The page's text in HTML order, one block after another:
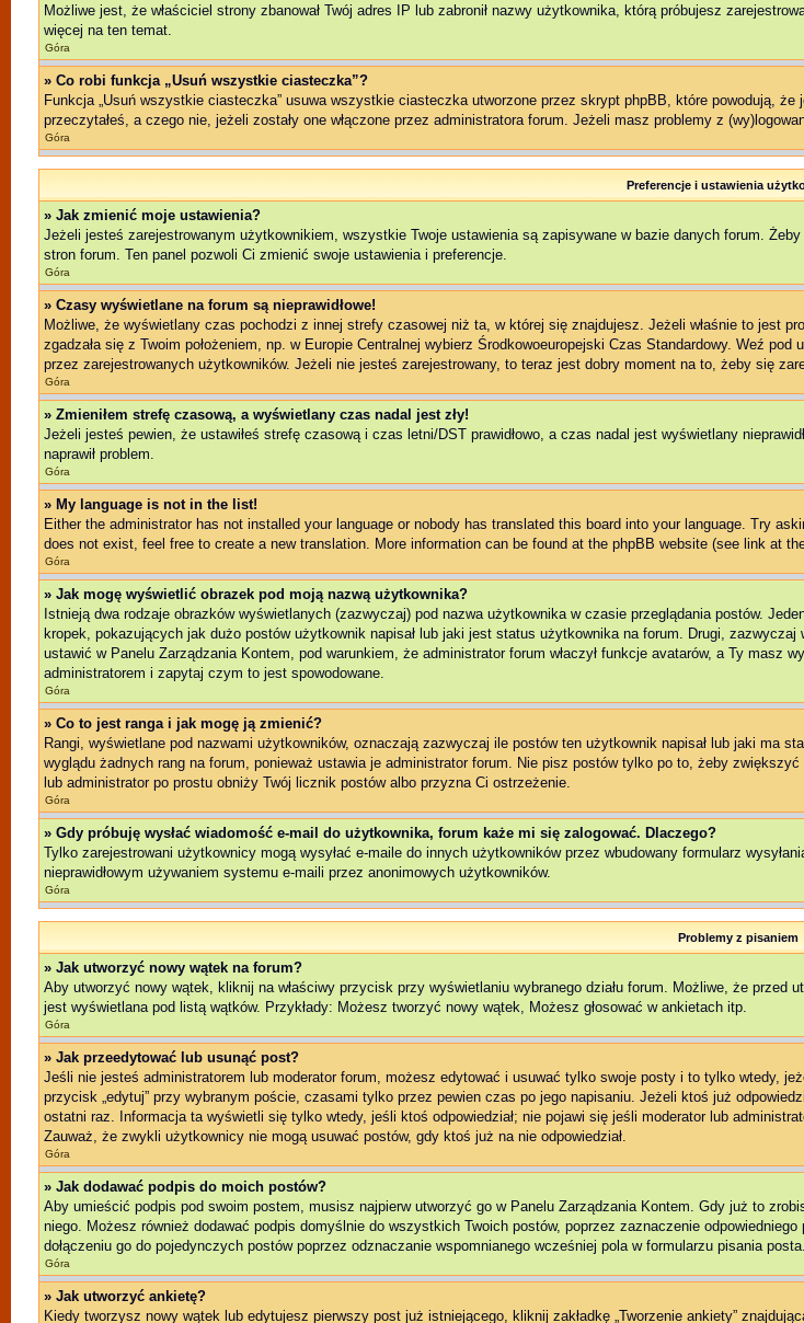
Możliwe jest, że właściciel strony zbanował Twój adres IP lub zabronił nazwy użytkownika, którą próbujesz
więcej na ten temat.
Góra
» Co robi funkcja „Usuń wszystkie ciasteczka”?
Funkcja „Usuń wszystkie ciasteczka” usuwa wszystkie ciasteczka utworzone przez skrypt phpBB, które powodują,
przeczytałeś, a czego nie, jeżeli zostały one włączone przez administratora forum. Jeżeli masz problemy z
Góra
Preferencje i ustawienia
» Jak zmienić moje ustawienia?
Jeżeli jesteś zarejestrowanym użytkownikiem, wszystkie Twoje ustawienia są zapisywane w bazie danych forum.
stron forum. Ten panel pozwoli Ci zmienić swoje ustawienia i preferencje.
Góra
» Czasy wyświetlane na forum są nieprawidłowe!
Możliwe, że wyświetlany czas pochodzi z innej strefy czasowej niż ta, w której się znajdujesz. Jeżeli właśnie to jest
zgadzała się z Twoim położeniem, np. w Europie Centralnej wybierz Środkowoeuropejski Czas Standardowy. Weź
przez zarejestrowanych użytkowników. Jeżeli nie jesteś zarejestrowany, to teraz jest dobry moment na to, żeby się
Góra
» Zmieniłem strefę czasową, a wyświetlany czas nadal jest zły!
Jeżeli jesteś pewien, że ustawiłeś strefę czasową i czas letni/DST prawidłowo, a czas nadal jest wyświetlany
naprawił problem.
Góra
» My language is not in the list!
Either the administrator has not installed your language or nobody has translated this board into your language. Try
does not exist, feel free to create a new translation. More information can be found at the phpBB website (see link at
Góra
» Jak mogę wyświetlić obrazek pod moją nazwą użytkownika?
Istnieją dwa rodzaje obrazków wyświetlanych (zazwyczaj) pod nazwa użytkownika w czasie przeglądania postów.
kropek, pokazujących jak dużo postów użytkownik napisał lub jaki jest status użytkownika na forum. Drugi,
ustawić w Panelu Zarządzania Kontem, pod warunkiem, że administrator forum właczył funkcje avatarów, a Ty
administratorem i zapytaj czym to jest spowodowane.
Góra
» Co to jest ranga i jak mogę ją zmienić?
Rangi, wyświetlane pod nazwami użytkowników, oznaczają zazwyczaj ile postów ten użytkownik napisał lub jaki ma
wyglądu żadnych rang na forum, ponieważ ustawia je administrator forum. Nie pisz postów tylko po to, żeby
lub administrator po prostu obniży Twój licznik postów albo przyzna Ci ostrzeżenie.
Góra
» Gdy próbuję wysłać wiadomość e-mail do użytkownika, forum każe mi się zalogować. Dlaczego?
Tylko zarejestrowani użytkownicy mogą wysyłać e-maile do innych użytkowników przez wbudowany formularz
nieprawidłowym używaniem systemu e-maili przez anonimowych użytkowników.
Góra
Problemy z pisaniem
» Jak utworzyć nowy wątek na forum?
Aby utworzyć nowy wątek, kliknij na właściwy przycisk przy wyświetlaniu wybranego działu forum. Możliwe, że
jest wyświetlana pod listą wątków. Przykłady: Możesz tworzyć nowy wątek, Możesz głosować w ankietach itp.
Góra
» Jak przeedytować lub usunąć post?
Jeśli nie jesteś administratorem lub moderator forum, możesz edytować i usuwać tylko swoje posty i to tylko wtedy,
przycisk „edytuj” przy wybranym poście, czasami tylko przez pewien czas po jego napisaniu. Jeżeli ktoś już
ostatni raz. Informacja ta wyświetli się tylko wtedy, jeśli ktoś odpowiedział; nie pojawi się jeśli moderator lub
Zauważ, że zwykli użytkownicy nie mogą usuwać postów, gdy ktoś już na nie odpowiedział.
Góra
» Jak dodawać podpis do moich postów?
Aby umieścić podpis pod swoim postem, musisz najpierw utworzyć go w Panelu Zarządzania Kontem. Gdy już to
niego. Możesz również dodawać podpis domyślnie do wszystkich Twoich postów, poprzez zaznaczenie
dołączeniu go do pojedynczych postów poprzez odznaczanie wspomnianego wcześniej pola w formularzu pisania posta.
Góra
» Jak utworzyć ankietę?
Kiedy tworzysz nowy wątek lub edytujesz pierwszy post już istniejącego, kliknij zakładkę „Tworzenie ankiety”